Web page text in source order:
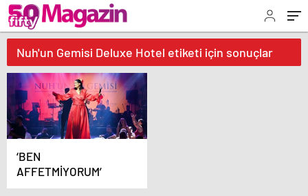
Nuh'un Gemisi Deluxe Hotel etiketi için sonuçlar
‘BEN
AFFETMİYORUM’